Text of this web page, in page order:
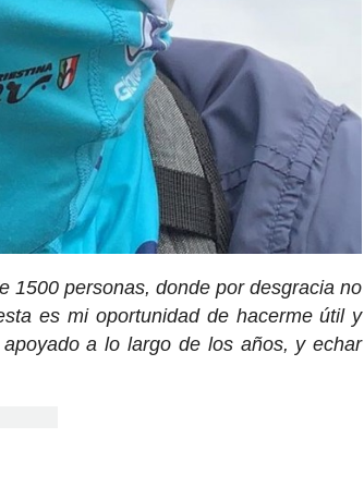
1500 personas, donde por desgracia no
es mi oportunidad de hacerme útil y
a lo largo de los años, y echar